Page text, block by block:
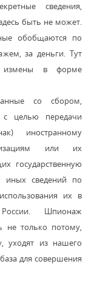
сведения,
быть не может.
обобщаются по
за деньги. Тут
измены в форме
со сбором,
с целью передачи
иностранному
или их
государственную
сведений по
их в
Шпионаж
не только потому,
уходят из нашего
для совершения